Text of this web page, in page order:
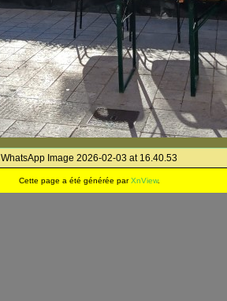
WhatsApp Image 2026-02-03 at 16.40.53
Cette page a été générée parXnView.